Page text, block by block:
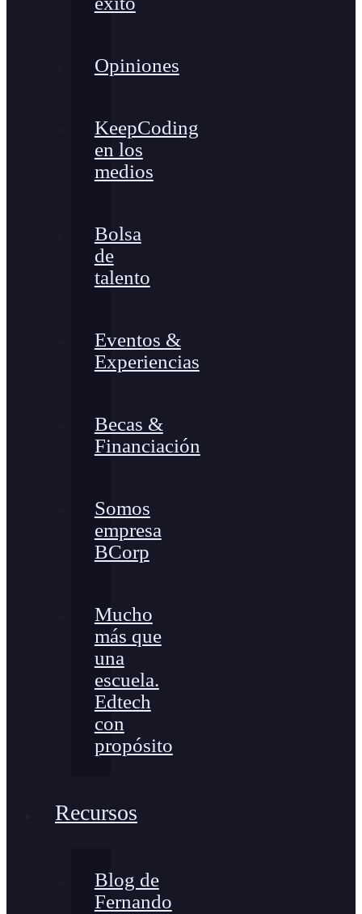
Opiniones
KeepCoding
en los
medios
Bolsa
de
talento
Eventos &
Experiencias
Becas &
Financiación
Somos
empresa
BCorp
Mucho
más que
una
escuela.
Edtech
con
propósito
Recursos
Blog de
Fernando